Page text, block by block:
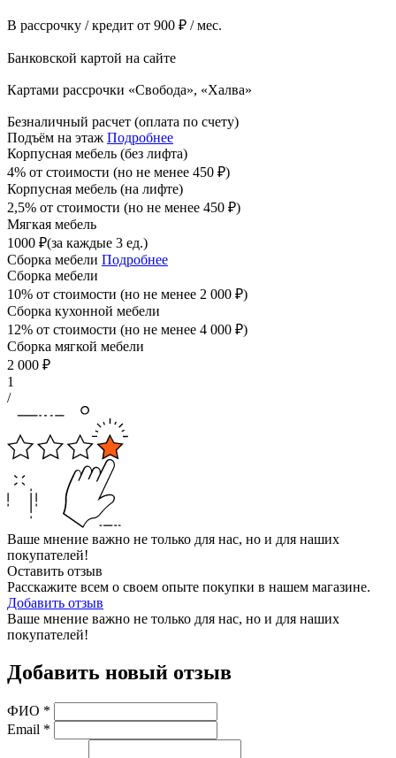
В рассрочку / кредит от 900 ₽ / мес.
Банковской картой на сайте
Картами рассрочки «Свобода», «Халва»
Безналичный расчет (оплата по счету)
Подъём на этаж Подробнее
Корпусная мебель (без лифта)
4% от стоимости (но не менее 450 ₽)
Корпусная мебель (на лифте)
2,5% от стоимости (но не менее 450 ₽)
Мягкая мебель
1000 ₽(за каждые 3 ед.)
Сборка мебели Подробнее
Сборка мебели
10% от стоимости (но не менее 2 000 ₽)
Сборка кухонной мебели
12% от стоимости (но не менее 4 000 ₽)
Сборка мягкой мебели
2 000 ₽
1
/
Ваше мнение важно не только для нас, но и для наших
покупателей!
Оставить отзыв
Расскажите всем о своем опыте покупки в нашем магазине.
Добавить отзыв
Ваше мнение важно не только для нас, но и для наших
покупателей!
Добавить новый отзыв
ФИО *
Email *